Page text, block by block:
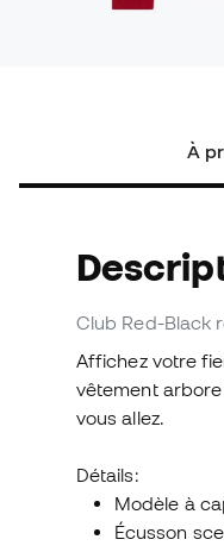
À
Club Red-Black
Affichez votre
vêtement
vous allez.
Détails:
Modèle à
Écusson